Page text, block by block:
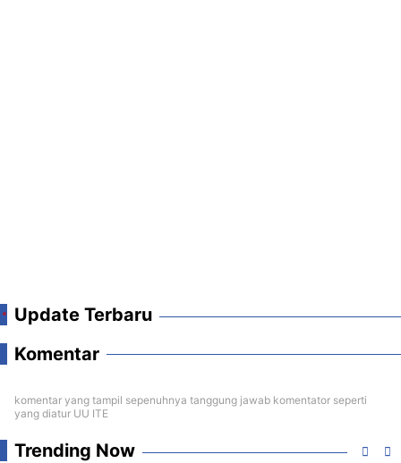
Update Terbaru
Komentar
komentar yang tampil sepenuhnya tanggung jawab komentator seperti
yang diatur UU ITE
Trending Now